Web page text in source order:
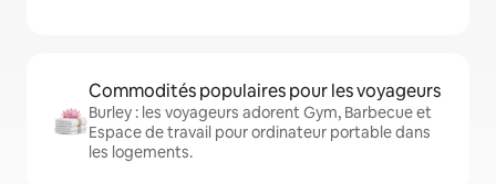
Commodités populaires pour les voyageurs
Burley : les voyageurs adorent Gym, Barbecue et
Espace de travail pour ordinateur portable dans
les logements.